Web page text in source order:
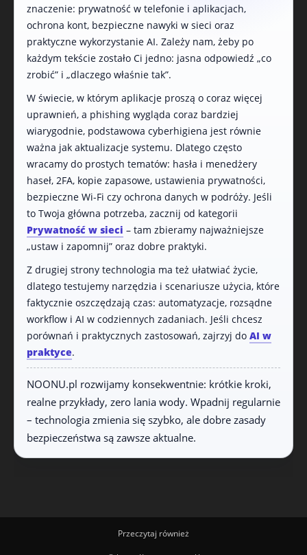
znaczenie: prywatność w telefonie i aplikacjach,
ochrona kont, bezpieczne nawyki w sieci oraz
praktyczne wykorzystanie AI. Zależy nam, żeby po
każdym tekście zostało Ci jedno: jasna odpowiedź „co
zrobić” i „dlaczego właśnie tak”.
W świecie, w którym aplikacje proszą o coraz więcej
uprawnień, a phishing wygląda coraz bardziej
wiarygodnie, podstawowa cyberhigiena jest równie
ważna jak aktualizacje systemu. Dlatego często
wracamy do prostych tematów: hasła i menedżery
haseł, 2FA, kopie zapasowe, ustawienia prywatności,
bezpieczne Wi-Fi czy ochrona danych w podróży. Jeśli
to Twoja główna potrzeba, zacznij od kategorii
Prywatność w sieci – tam zbieramy najważniejsze
„ustaw i zapomnij” oraz dobre praktyki.
Z drugiej strony technologia ma też ułatwiać życie,
dlatego testujemy narzędzia i scenariusze użycia, które
faktycznie oszczędzają czas: automatyzacje, rozsądne
workflow i AI w codziennych zadaniach. Jeśli chcesz
porównań i praktycznych zastosowań, zajrzyj do AI w
praktyce.
NOONU.pl rozwijamy konsekwentnie: krótkie kroki,
realne przykłady, zero lania wody. Wpadnij regularnie
– technologia zmienia się szybko, ale dobre zasady
bezpieczeństwa są zawsze aktualne.
Przeczytaj również